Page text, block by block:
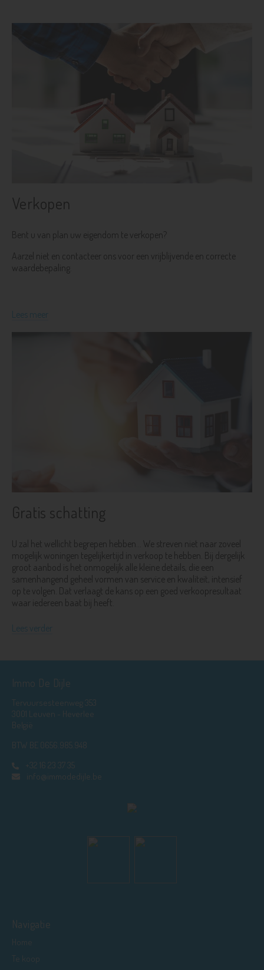
Verkopen
Bent u van plan uw eigendom te verkopen?
Aarzel niet en contacteer ons voor een vrijblijvende en correcte
waardebepaling.
Lees meer
Gratis schatting
U zal het wellicht begrepen hebben... We streven niet naar zoveel
mogelijk woningen tegelijkertijd in verkoop te hebben. Bij dergelijk
groot aanbod is het onmogelijk alle kleine details, die een
samenhangend geheel vormen van service en kwaliteit, intensief
op te volgen. Dat verlaagt de kans op een goed verkoopresultaat
waar iedereen baat bij heeft.
Lees verder
Immo De Dijle
Tervuursesteenweg 353
3001 Leuven - Heverlee
België
BTW BE 0656.985.948
+32 16 23 37 35
info@immodedijle.be
Navigatie
Te koop